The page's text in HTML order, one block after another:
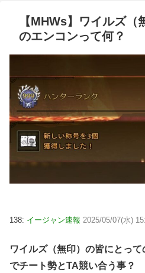
【MHWs】ワイルズ（
のエンコンって何？
138: イージャン速報 2025/05/07(水)
ワイルズ（無印）の皆にとっ
でチート勢とTA競い合う事？